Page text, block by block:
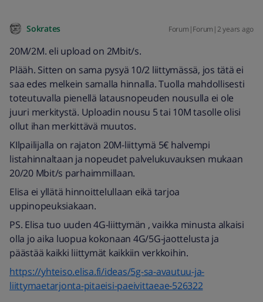
Sokrates Forum|Forum|2 years ago
20M/2M. eli upload on 2Mbit/s.
Plääh. Sitten on sama pysyä 10/2 liittymässä, jos tätä ei
saa edes melkein samalla hinnalla. Tuolla mahdollisesti
toteutuvalla pienellä latausnopeuden nousulla ei ole
juuri merkitystä. Uploadin nousu 5 tai 10M tasolle olisi
ollut ihan merkittävä muutos.
KIlpailijalla on rajaton 20M-liittymä 5€ halvempi
listahinnaltaan ja nopeudet palvelukuvauksen mukaan
20/20 Mbit/s parhaimmillaan.
Elisa ei yllätä hinnoittelullaan eikä tarjoa
uppinopeuksiakaan.
PS. Elisa tuo uuden 4G-liittymän , vaikka minusta alkaisi
olla jo aika luopua kokonaan 4G/5G-jaottelusta ja
päästää kaikki liittymät kaikkiin verkkoihin.
https://yhteiso.elisa.fi/ideas/5g-sa-avautuu-ja-
liittymaetarjonta-pitaeisi-paeivittaeae-526322